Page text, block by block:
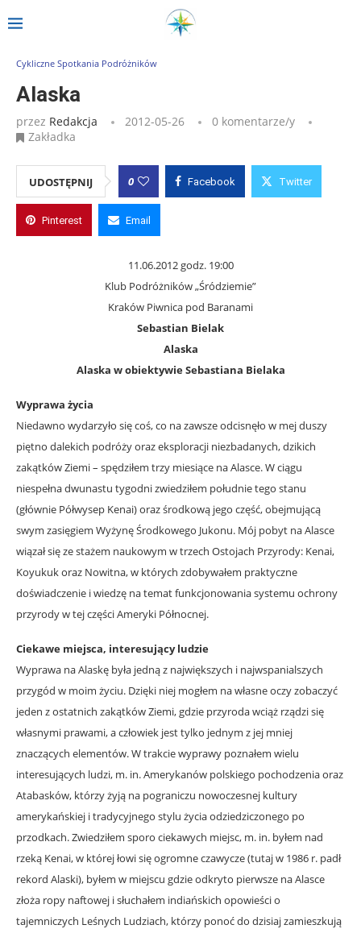
Strona główna
Cykliczne Spotkania Podróżników
Alaska
przez Redakcja 2012-05-26
0 komentarze/y
Zakładka
UDOSTĘPNIJ 0 Facebook Twitter
Pinterest Email
11.06.2012 godz. 19:00
Klub Podróżników „Śródziemie”
Kraków Piwnica pod Baranami
Sebastian Bielak
Alaska
Alaska w obiektywie Sebastiana Bielaka
Wyprawa życia
Niedawno wydarzyło się coś, co na zawsze odcisnęło w mej duszy
piętno dalekich podróży oraz eksploracji niezbadanych, dzikich
zakątków Ziemi – spędziłem trzy miesiące na Alasce. W ciągu
niespełna dwunastu tygodni zwiedziłem południe tego stanu
(głównie Półwysep Kenai) oraz środkową jego część, obejmującą
swym zasięgiem Wyżynę Środkowego Jukonu. Mój pobyt na Alasce
wiązał się ze stażem naukowym w trzech Ostojach Przyrody: Kenai,
Koyukuk oraz Nowitna, w których zdobywałem praktyczne
doświadczenie i wiedzę na temat funkcjonowania systemu ochrony
przyrody w tej części Ameryki Północnej.
Ciekawe miejsca, interesujący ludzie
Wyprawa na Alaskę była jedną z największych i najwspanialszych
przygód w moim życiu. Dzięki niej mogłem na własne oczy zobaczyć
jeden z ostatnich zakątków Ziemi, gdzie przyroda wciąż rządzi się
własnymi prawami, a człowiek jest tylko jednym z jej mniej
znaczących elementów. W trakcie wyprawy poznałem wielu
interesujących ludzi, m. in. Amerykanów polskiego pochodzenia oraz
Atabasków, którzy żyją na pograniczu nowoczesnej kultury
amerykańskiej i tradycyjnego stylu życia odziedziczonego po
przodkach. Zwiedziłem sporo ciekawych miejsc, m. in. byłem nad
rzeką Kenai, w której łowi się ogromne czawycze (tutaj w 1986 r. padł
rekord Alaski), byłem w miejscu gdzie odkryto pierwsze na Alasce
złoża ropy naftowej i słuchałem indiańskich opowieści o
tajemniczych Leśnych Ludziach, którzy ponoć do dzisiaj zamieszkują